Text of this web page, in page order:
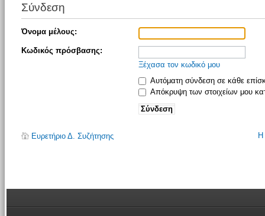
Σύνδεση
Όνομα μέλους:
Κωδικός πρόσβασης:
Ξέχασα τον κωδικό μου
Αυτόματη σύνδεση σε κάθε
Απόκρυψη των στοιχείων μου
Ευρετήριο Δ. Συζήτησης Η